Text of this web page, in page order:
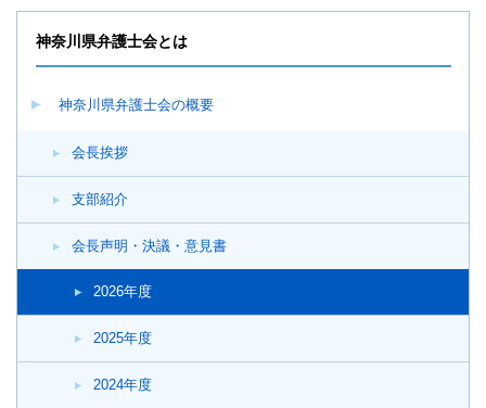
神奈川県弁護士会とは
神奈川県弁護士会の概要
会長挨拶
支部紹介
会長声明・決議・意見書
2026年度
2025年度
2024年度